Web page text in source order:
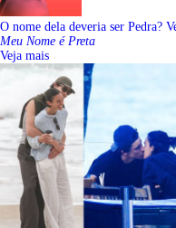
O nome dela deveria ser Pedra?
Meu Nome é Preta
Veja mais